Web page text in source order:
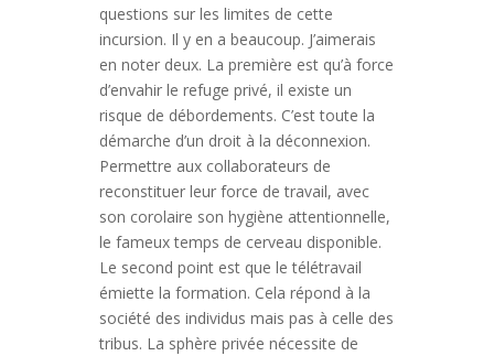
questions sur les limites de cette
incursion. Il y en a beaucoup. J’aimerais
en noter deux. La première est qu’à force
d’envahir le refuge privé, il existe un
risque de débordements. C’est toute la
démarche d’un droit à la déconnexion.
Permettre aux collaborateurs de
reconstituer leur force de travail, avec
son corolaire son hygiène attentionnelle,
le fameux temps de cerveau disponible.
Le second point est que le télétravail
émiette la formation. Cela répond à la
société des individus mais pas à celle des
tribus. La sphère privée nécessite de